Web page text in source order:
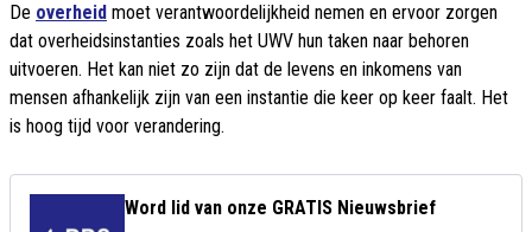
De overheid moet verantwoordelijkheid nemen en ervoor zorgen
dat overheidsinstanties zoals het UWV hun taken naar behoren
uitvoeren. Het kan niet zo zijn dat de levens en inkomens van
mensen afhankelijk zijn van een instantie die keer op keer faalt. Het
is hoog tijd voor verandering.
Word lid van onze GRATIS Nieuwsbrief